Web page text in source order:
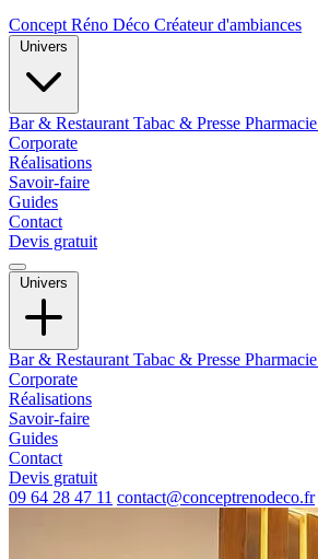
Concept Réno Déco Créateur d'ambiances
Bar & Restaurant Tabac & Presse Pharmacie
Corporate
Réalisations
Savoir-faire
Guides
Contact
Devis gratuit
Univers
Bar & Restaurant Tabac & Presse Pharmacie
Corporate
Réalisations
Savoir-faire
Guides
Contact
Devis gratuit
09 64 28 47 11 contact@conceptrenodeco.fr